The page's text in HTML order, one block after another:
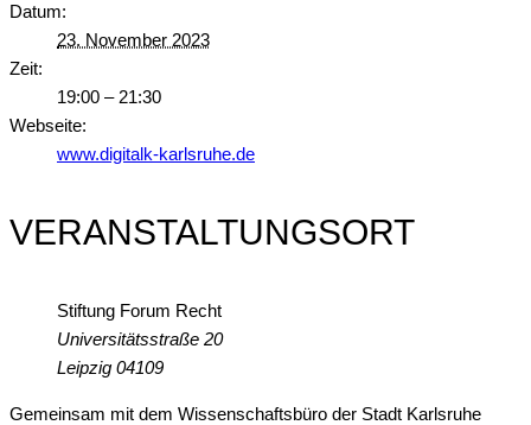
Datum:
23. November 2023
Zeit:
19:00 – 21:30
Webseite:
www.digitalk-karlsruhe.de
VERANSTALTUNGSORT
Stiftung Forum Recht
Universitätsstraße 20
Leipzig 04109
Gemeinsam mit dem Wissenschaftsbüro der Stadt Karlsruhe